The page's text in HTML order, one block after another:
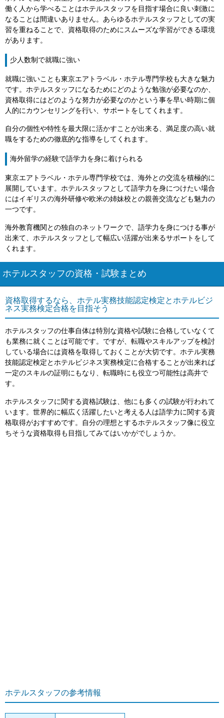
働く人から学べることはホテルスタッフを目指す場合に良い刺激に
なることは間違いありません。あらゆるホテルスタッフとしての実
習を重ねることで、資格取得のためにスムーズな学習ができる環境
があります。
少人数制で就職に強い
就職に強いことも東京エアトラベル・ホテル専門学校も大きな魅力
です。ホテルスタッフになるためにどのような勉強が必要なのか、
資格取得にはどのような努力が必要なのかという事を早い時期に個
人的にカウンセリングを行い、サポートをしてくれます。
自分の個性や特性を最大限に活かすことが出来る、満足度の高い就
職をするための徹底的な指導をしてくれます。
海外留学の経験で語学力を身に着けられる
東京エアトラベル・ホテル専門学校では、海外との交流を積極的に
展開しています。ホテルスタッフとして語学力を身につけたい場合
にはイギリスの海外研修や欧米の姉妹校との親善交流なども魅力の
一つです。
海外教育機関との独自のネットワークで、語学力を身につける事が
出来て、ホテルスタッフとして幅広い活躍が出来るサポートをして
くれます。
ホテルスタッフの資格・試験まとめ
資格取得するなら、ホテル実務技能認定検定とホテルビジ
ネス実務検定合格を目指そう
ホテルスタッフの仕事自体は特別な資格や試験に合格していなくて
も業務に就くことは可能です。ですが、転職やスキルアップを検討
している場合には資格を取得しておくことが大切です。ホテル実務
技能認定検定とホテルビジネス実務検定に合格することが出来れば
一定のスキルの証明にもなり、転職時にも役立つ可能性は高井で
す。
ホテルスタッフに関する資格試験は、他にも多くの試験が行われて
います。世界的に幅広く活躍したいと考える人は語学力に関する資
格取得がおすすめです。自分の理想とするホテルスタッフ像に役立
ちそうな資格取得も目指してみてはいかがでしょうか。
ホテルスタッフの参考情報